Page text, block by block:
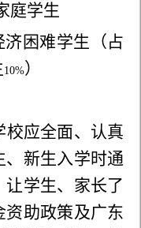
庭学生
困难学生（占
10%）
校应全面、认真
、新生入学时通
学生、家长了
资助政策及广东